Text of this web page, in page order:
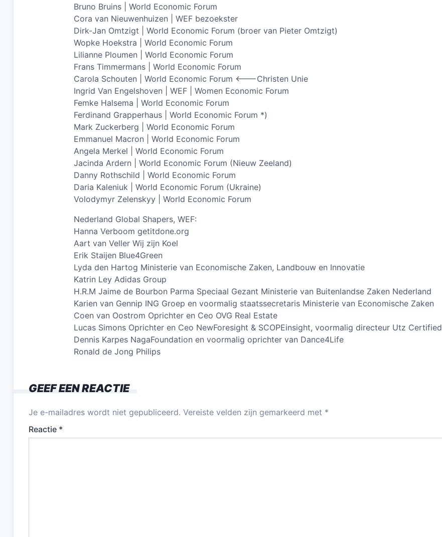
Bruno Bruins | World Economic Forum
Cora van Nieuwenhuizen | WEF bezoekster
Dirk-Jan Omtzigt | World Economic Forum (broer van Pieter Omtzigt)
Wopke Hoekstra | World Economic Forum
Lilianne Ploumen | World Economic Forum
Frans Timmermans | World Economic Forum
Carola Schouten | World Economic Forum <——-Christen Unie
Ingrid Van Engelshoven | WEF | Women Economic Forum
Femke Halsema | World Economic Forum
Ferdinand Grapperhaus | World Economic Forum *)
Mark Zuckerberg | World Economic Forum
Emmanuel Macron | World Economic Forum
Angela Merkel | World Economic Forum
Jacinda Ardern | World Economic Forum (Nieuw Zeeland)
Danny Rothschild | World Economic Forum
Daria Kaleniuk | World Economic Forum (Ukraine)
Volodymyr Zelenskyy | World Economic Forum
Nederland Global Shapers, WEF:
Hanna Verboom getitdone.org
Aart van Veller Wij zijn Koel
Erik Staijen Blue4Green
Lyda den Hartog Ministerie van Economische Zaken, Landbouw en Innovatie
Katrin Ley Adidas Group
H.R.M Jaime de Bourbon Parma Speciaal Gezant Ministerie van Buitenlandse Zaken Nederland
Karien van Gennip ING Groep en voormalig staatssecretaris Ministerie van Economische Zaken
Coen van Oostrom Oprichter en Ceo OVG Real Estate
Lucas Simons Oprichter en Ceo NewForesight & SCOPEinsight, voormalig directeur Utz Certified
Dennis Karpes NagaFoundation en voormalig oprichter van Dance4Life
Ronald de Jong Philips
GEEF EEN REACTIE
Je e-mailadres wordt niet gepubliceerd. Vereiste velden zijn gemarkeerd met *
Reactie *